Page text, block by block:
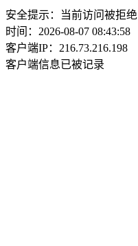
安全提示：当前访问被拒绝
时间：2026-08-07 08:43:58
客户端IP：216.73.216.198
客户端信息已被记录